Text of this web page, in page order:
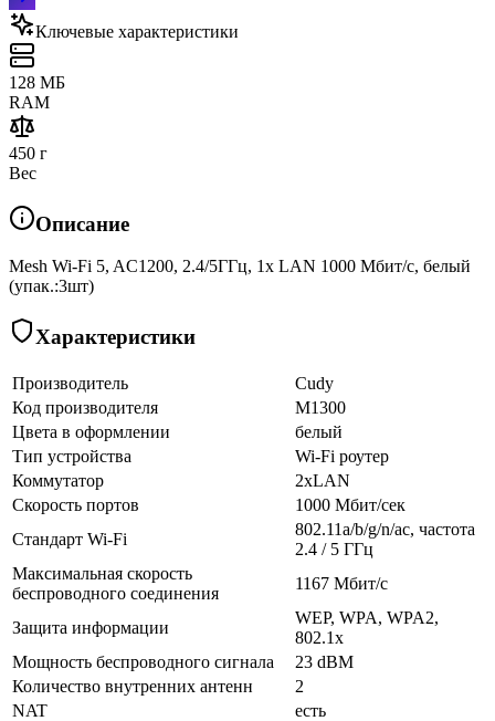
Ключевые характеристики
128 МБ
RAM
450 г
Вес
Описание
Mesh Wi-Fi 5, AC1200, 2.4/5ГГц, 1x LAN 1000 Мбит/с, белый
(упак.:3шт)
Характеристики
Производитель
Cudy
Код производителя
M1300
Цвета в оформлении
белый
Тип устройства
Wi-Fi роутер
Коммутатор
2xLAN
Скорость портов
1000 Мбит/сек
Стандарт Wi-Fi
802.11a/b/g/n/ac, частота
2.4 / 5 ГГц
Максимальная скорость
беспроводного соединения
1167 Мбит/с
Защита информации
WEP, WPA, WPA2,
802.1x
Мощность беспроводного сигнала
23 dBM
Количество внутренних антенн
2
NAT
есть